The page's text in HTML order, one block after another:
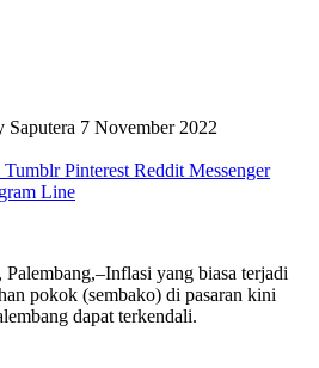
Saputera 7 November 2022
Tumblr Pinterest Reddit Messenger
Line
yang biasa terjadi
pokok (sembako) di pasaran kini
dapat terkendali.